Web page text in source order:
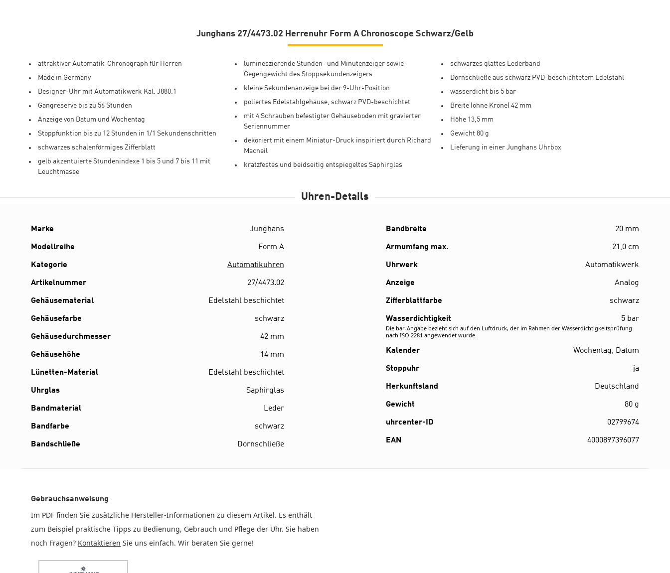
Junghans 27/4473.02 Herrenuhr Form A Chronoscope Schwarz/Gelb
attraktiver Automatik-Chronograph für Herren
Made in Germany
Designer-Uhr mit Automatikwerk Kal. J880.1
Gangreserve bis zu 56 Stunden
Anzeige von Datum und Wochentag
Stoppfunktion bis zu 12 Stunden in 1/1 Sekundenschritten
schwarzes schalenförmiges Zifferblatt
gelb akzentuierte Stundenindexe 1 bis 5 und 7 bis 11 mit
Leuchtmasse
lumineszierende Stunden- und Minutenzeiger sowie
Gegengewicht des Stoppsekundenzeigers
kleine Sekundenanzeige bei der 9-Uhr-Position
poliertes Edelstahlgehäuse, schwarz PVD-beschichtet
mit 4 Schrauben befestigter Gehäuseboden mit gravierter
Seriennummer
dekoriert mit einem Miniatur-Druck inspiriert durch Richard
Macneil
kratzfestes und beidseitig entspiegeltes Saphirglas
schwarzes glattes Lederband
Dornschließe aus schwarz PVD-beschichtetem Edelstahl
wasserdicht bis 5 bar
Breite (ohne Krone) 42 mm
Höhe 13,5 mm
Gewicht 80 g
Lieferung in einer Junghans Uhrbox
Uhren-Details
Details
Marke Junghans
Modellreihe Form A
Kategorie Automatikuhren
Artikelnummer 27/4473.02
Gehäusematerial Edelstahl beschichtet
Gehäusefarbe schwarz
Gehäusedurchmesser 42 mm
Gehäusehöhe 14 mm
Lünetten-Material Edelstahl beschichtet
Uhrglas Saphirglas
Bandmaterial Leder
Bandfarbe schwarz
Bandschließe Dornschließe
Details
Bandbreite 20 mm
Armumfang max. 21,0 cm
Uhrwerk Automatikwerk
Anzeige Analog
Zifferblattfarbe schwarz
Wasserdichtigkeit 5 bar
Die bar-Angabe bezieht sich auf den Luftdruck, der im Rahmen der Wasserdichtigkeitsprüfung
nach ISO 2281 angewendet wurde.
Kalender Wochentag, Datum
Stoppuhr ja
Herkunftsland Deutschland
Gewicht 80 g
uhrcenter-ID 02799674
EAN 4000897396077
Gebrauchsanweisung
Im PDF finden Sie zusätzliche Hersteller-Informationen zu diesem Artikel. Es enthält
zum Beispiel praktische Tipps zu Bedienung, Gebrauch und Pflege der Uhr. Sie haben
noch Fragen? Kontaktieren Sie uns einfach. Wir beraten Sie gerne!